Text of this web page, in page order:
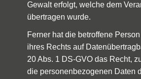
Gewalt erfolgt, welche dem
übertragen wurde.
Ferner hat die betroffene
ihres Rechts auf
20 Abs. 1 DS-GVO das Recht,
die personenbezogenen Daten